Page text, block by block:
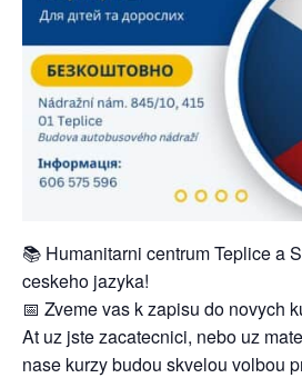
📚 Humanitarni centrum Teplice a
ceskeho jazyka!
📅 Zveme vas k zapisu do novych
At uz jste zacatecnici, nebo uz
nase kurzy budou skvelou volbou